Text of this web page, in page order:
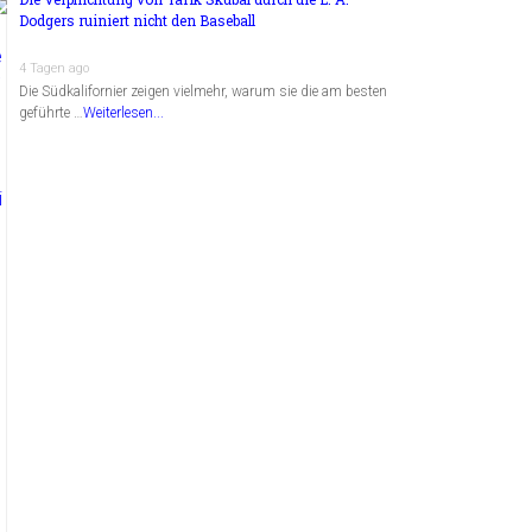
Dodgers ruiniert nicht den Baseball
4 Tagen ago
Die Südkalifornier zeigen vielmehr, warum sie die am besten
geführte …Weiterlesen...